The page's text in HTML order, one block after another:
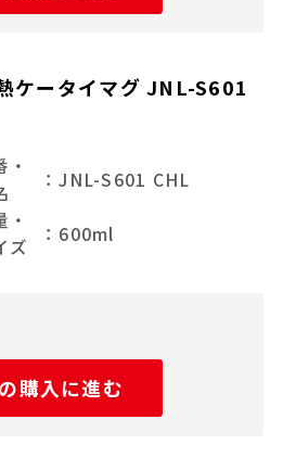
ケータイマグ JNL-S601
・
：JNL-S601 CHL
・
ズ
：600ml
購入に進む